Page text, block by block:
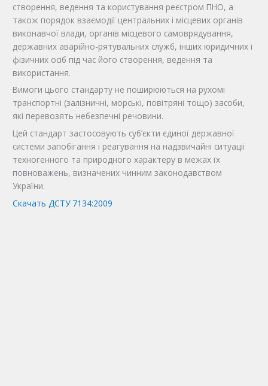
створення, ведення та користування реєстром ПНО, а
також порядок взаємодії центральних і місцевих органів
виконавчої влади, органів місцевого самоврядування,
державних аварійно-рятувальних служб, інших юридичних і
фізичних осіб під час його створення, ведення та
використання.
Вимоги цього стандарту не поширюються на рухомі
транспортні (залізничні, морські, повітряні тощо) засоби,
які перевозять небезпечні речовини.
Цей стандарт застосовують суб’єкти єдиної державної
системи запобігання і реагування на надзвичайні ситуації
техногенного та природного характеру в межах їх
повноважень, визначених чинним законодавством
України.
Скачать ДСТУ 7134:2009